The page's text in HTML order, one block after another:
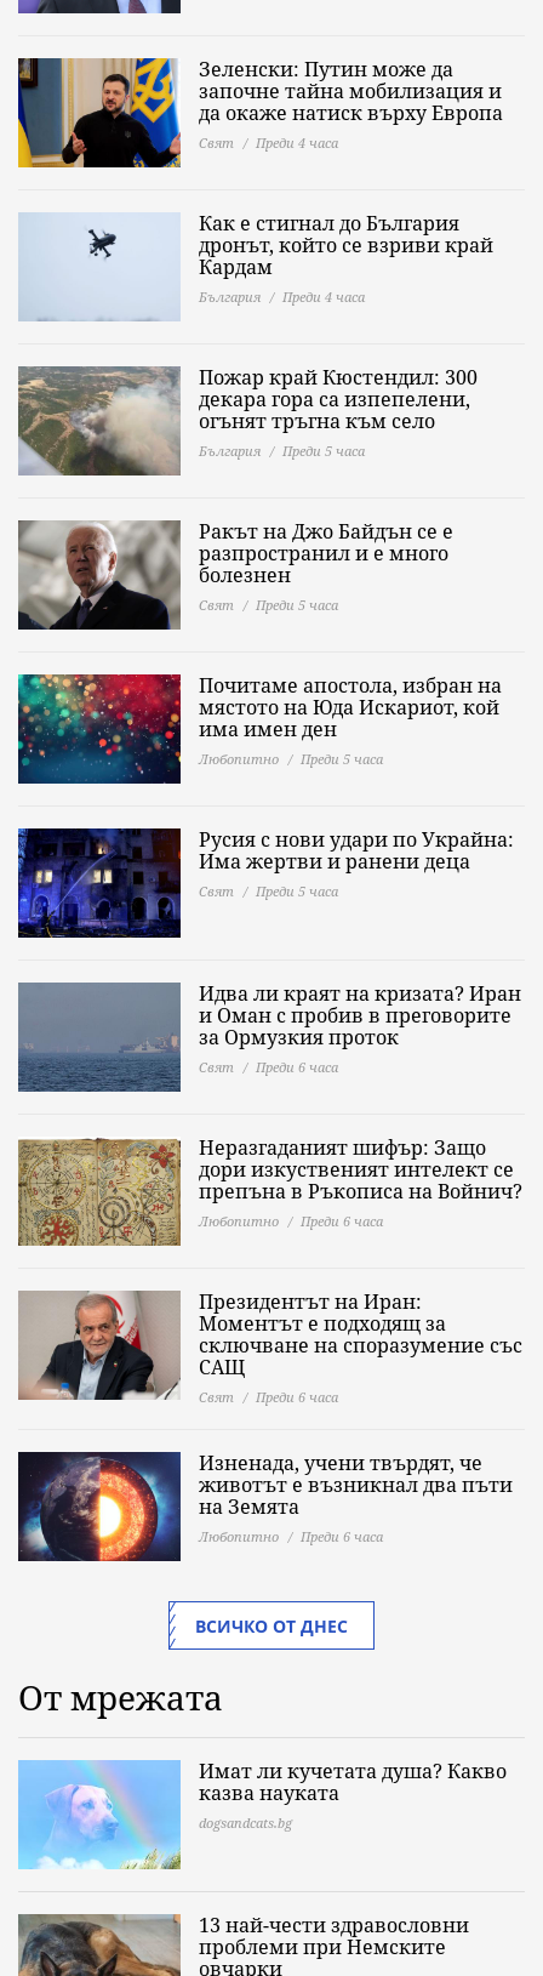
Зеленски: Путин може да
започне тайна мобилизация и
да окаже натиск върху Европа
Свят Преди 4 часа
Как е стигнал до България
дронът, който се взриви край
Кардам
България Преди 4 часа
Пожар край Кюстендил: 300
декара гора са изпепелени,
огънят тръгна към село
България Преди 5 часа
Ракът на Джо Байдън се е
разпространил и е много
болезнен
Свят Преди 5 часа
Почитаме апостола, избран на
мястото на Юда Искариот, кой
има имен ден
Любопитно Преди 5 часа
Русия с нови удари по Украйна:
Има жертви и ранени деца
Свят Преди 5 часа
Идва ли краят на кризата? Иран
и Оман с пробив в преговорите
за Ормузкия проток
Свят Преди 6 часа
Неразгаданият шифър: Защо
дори изкуственият интелект се
препъна в Ръкописа на Войнич?
Любопитно Преди 6 часа
Президентът на Иран:
Моментът е подходящ за
сключване на споразумение със
САЩ
Свят Преди 6 часа
Изненада, учени твърдят, че
животът е възникнал два пъти
на Земята
Любопитно Преди 6 часа
ВСИЧКО ОТ ДНЕС
От мрежата
Имат ли кучетата душа? Какво
казва науката
dogsandcats.bg
13 най-чести здравословни
проблеми при Немските
овчарки